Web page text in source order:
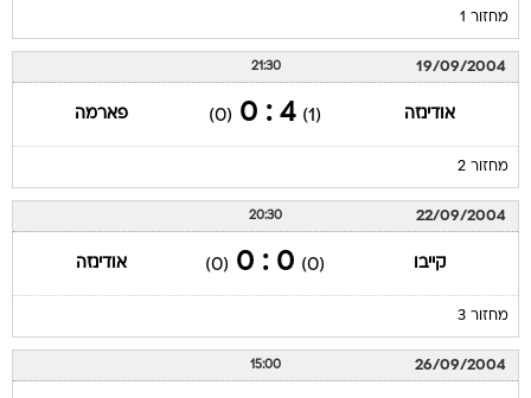
מחזור 1
19/09/2004
21:30
אודינזה (1)
4 : 0
(0) פארמה
מחזור 2
22/09/2004
20:30
קייבו (0)
0 : 0
(0) אודינזה
מחזור 3
26/09/2004
15:00